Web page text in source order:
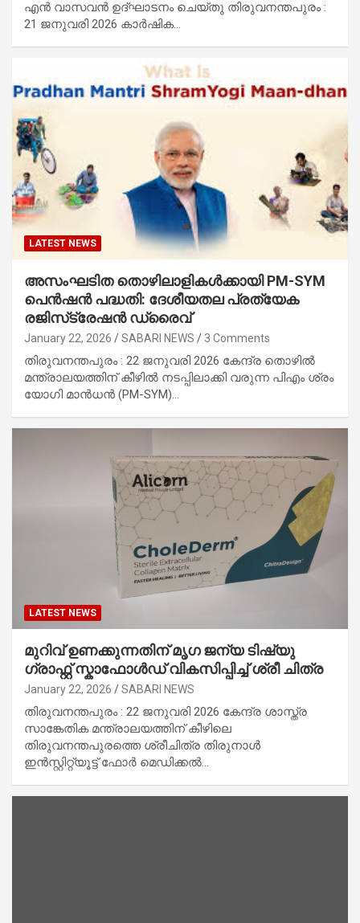
എൻ വാസവൻ ഉദ്ഘാടനം ചെയ്തു തിരുവനന്തപുരം :
21 ജനുവരി 2026 കാർഷിക…
LATEST NEWS
അസംഘടിത തൊഴിലാളികൾക്കായി PM-SYM
പെൻഷൻ പദ്ധതി: ദേശീയതല പ്രത്യേക
രജിസ്‌ട്രേഷൻ ഡ്രൈവ്
January 22, 2026 SABARI NEWS 3 Comments
തിരുവനന്തപുരം : 22 ജനുവരി 2026 കേന്ദ്ര തൊഴിൽ
മന്ത്രാലയത്തിന് കീഴിൽ നടപ്പിലാക്കി വരുന്ന പിഎം ശ്രം
യോഗി മാൻധൻ (PM-SYM)…
LATEST NEWS
മുറിവ് ഉണക്കുന്നതിന് മൃഗ ജന്യ ടിഷ്യു
ഗ്രാഫ്റ്റ് സ്കാഫോൾഡ് വികസിപ്പിച്ച് ശ്രീ ചിത്ര
January 22, 2026 SABARI NEWS
തിരുവനന്തപുരം : 22 ജനുവരി 2026 കേന്ദ്ര ശാസ്ത്ര
സാങ്കേതിക മന്ത്രാലയത്തിന് കീഴിലെ
തിരുവനന്തപുരത്തെ ശ്രീചിത്ര തിരുനാൾ
ഇൻസ്റ്റിറ്റ്യൂട്ട് ഫോർ മെഡിക്കൽ…